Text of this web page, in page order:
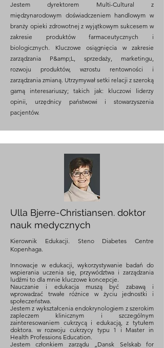
Jestem dyrektorem Multi-Cultural z
międzynarodowym doświadczeniem handlowym w
branży opieki zdrowotnej z wyjątkowym sukcesem w
zakresie produktów farmaceutycznych i
biologicznych. Kluczowe osiągnięcia w zakresie
zarządzania P&amp;L, sprzedaży, marketingu,
rozwoju produktów, wzrostu rentowności i
zarządzania zmianą. Utrzymywał setki relacji z szeroką
gamą interesariuszy; takich jak: kluczowi liderzy
opinii, urzędnicy państwowi i stowarzyszenia
pacjentów.
Ulla Bjerre-Christiansen. doktor
nauk medycznych
Kierownik Edukacji. Steno Diabetes Centre
Kopenhaga.
Innowacje w edukacji, wykorzystywanie badań do
wspierania uczenia się, przywództwa i zarządzania
ludźmi to dla mnie kluczowe koncepcje.
Nauczanie i edukacja muszą być zabawą i
wprowadzać trwałe różnice w życiu jednostki i
społeczeństwa.
Jestem z wykształcenia endokrynologiem z szerokim
zapleczem klinicznym i szczególnym
zainteresowaniem cukrzycą i edukacją, z tytułem
doktora. w rozwoju cukrzycy typu 1 i Master in
Health Professions Education.
Jestem członkiem zarządu „Dansk Selskab for